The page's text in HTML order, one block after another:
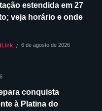
estendida em 27
veja horário e onde
6 de agosto de 2026
conquista
à Platina do